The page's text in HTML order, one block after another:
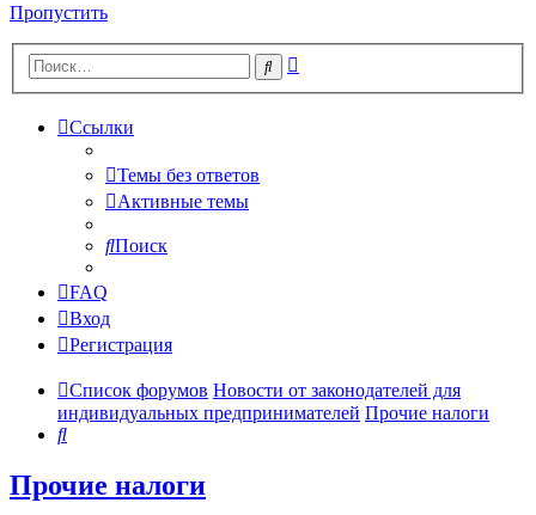
Пропустить
Поиск
Ссылки
Темы без ответов
Активные темы
Поиск
FAQ
Вход
Регистрация
Список форумов Новости от законодателей для
индивидуальных предпринимателей Прочие налоги
Поиск
Прочие налоги